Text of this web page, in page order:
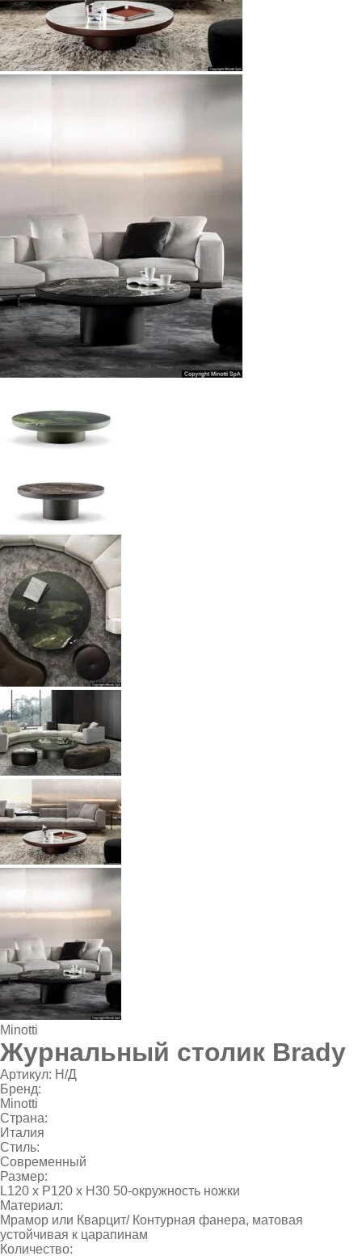
Minotti
Журнальный столик Brady
Артикул: Н/Д
Бренд:
Minotti
Страна:
Италия
Стиль:
Современный
Размер:
L120 х P120 х Н30 50-окружность ножки
Материал:
Мрамор или Кварцит/ Контурная фанера, матовая
устойчивая к царапинам
Количество: